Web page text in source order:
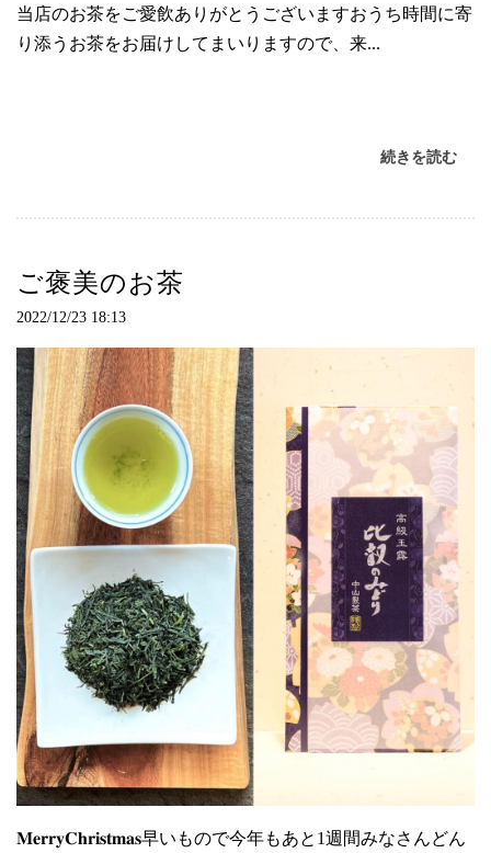
当店のお茶をご愛飲ありがとうございますおうち時間に寄
り添うお茶をお届けしてまいりますので、来...
続きを読む
ご褒美のお茶
2022/12/23 18:13
𝐌𝐞𝐫𝐫𝐲𝐂𝐡𝐫𝐢𝐬𝐭𝐦𝐚𝐬早いもので今年もあと1週間みなさんどん